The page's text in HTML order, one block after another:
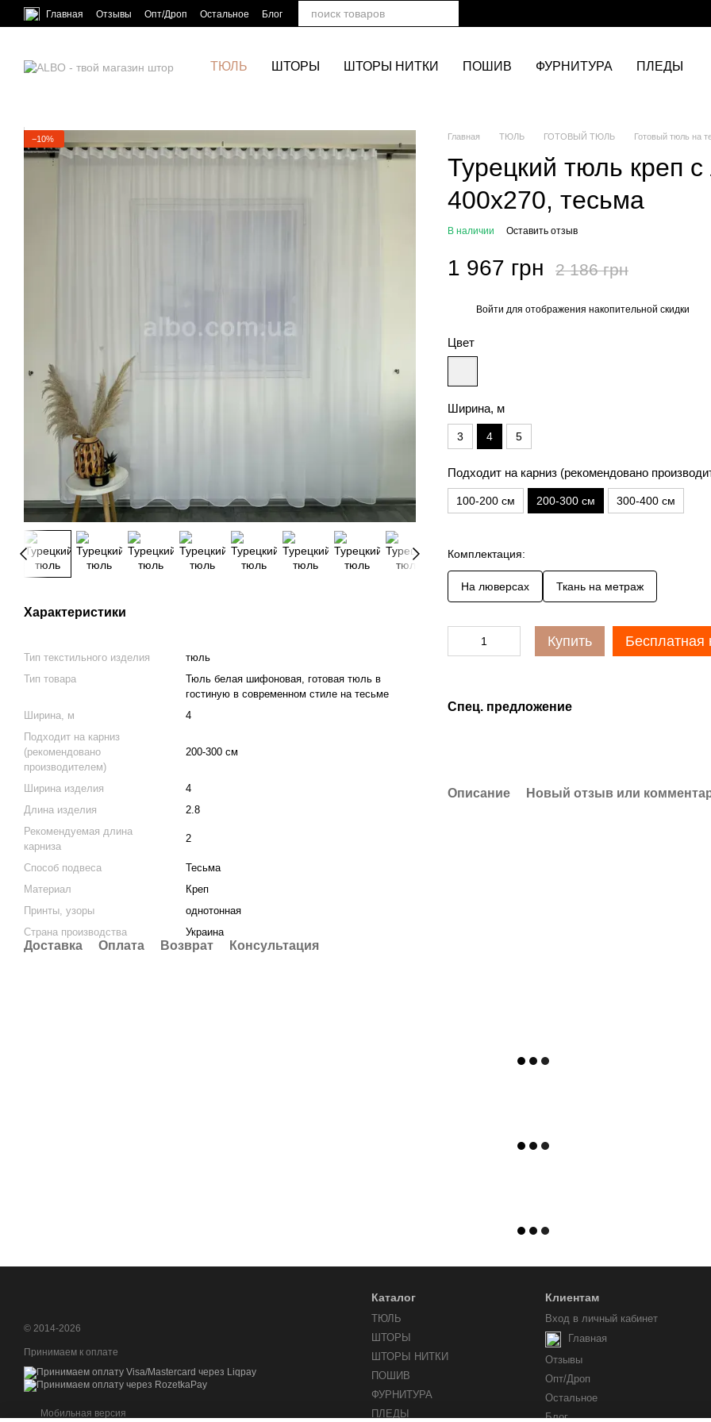
Перейти к основному контенту
Главная Отзывы Опт/Дроп Остальное Блог
ТЮЛЬ ШТОРЫ ШТОРЫ НИТКИ ПОШИВ ФУРНИТУРА ПЛЕДЫ
−10%
Характеристики
Тип текстильного изделия
тюль
Тип товара
Тюль белая шифоновая, готовая тюль в
гостиную в современном стиле на тесьме
Ширина, м
4
Подходит на карниз
(рекомендовано
производителем)
200-300 см
Ширина изделия
4
Длина изделия
2.8
Рекомендуемая длина
карниза
2
Способ подвеса
Тесьма
Материал
Креп
Принты, узоры
однотонная
Страна производства
Украина
Доставка Оплата Возврат Консультация
Главная ТЮЛЬ ГОТОВЫЙ ТЮЛЬ Готовый тюль на
Турецкий тюль креп
400х270, тесьма
В наличии Оставить отзыв
1 967 грн 2 186 грн
Войти для отображения накопительной скидки
Цвет
Ширина, м
3 4 5
Подходит на карниз (рекомендовано
100-200 см 200-300 см 300-400 см
Комплектация:
На люверсах Ткань на метраж
Купить Бесплатная
Спец. предложение
Описание Новый отзыв или
© 2014-2026
Принимаем к оплате
Мобильная версия
Каталог
ТЮЛЬ
ШТОРЫ
ШТОРЫ НИТКИ
ПОШИВ
ФУРНИТУРА
ПЛЕДЫ
Клиентам
Вход в личный кабинет
Главная
Отзывы
Опт/Дроп
Остальное
Блог